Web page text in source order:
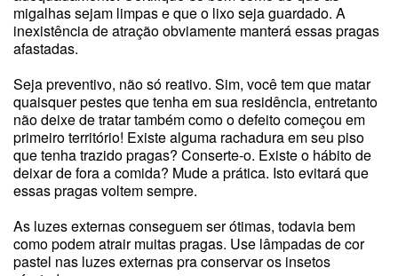
migalhas sejam limpas e que o lixo seja guardado. A
inexistência de atração obviamente manterá essas pragas
afastadas.
Seja preventivo, não só reativo. Sim, você tem que matar
quaisquer pestes que tenha em sua residência, entretanto
não deixe de tratar também como o defeito começou em
primeiro território! Existe alguma rachadura em seu piso
que tenha trazido pragas? Conserte-o. Existe o hábito de
deixar de fora a comida? Mude a prática. Isto evitará que
essas pragas voltem sempre.
As luzes externas conseguem ser ótimas, todavia bem
como podem atrair muitas pragas. Use lâmpadas de cor
pastel nas luzes externas pra conservar os insetos